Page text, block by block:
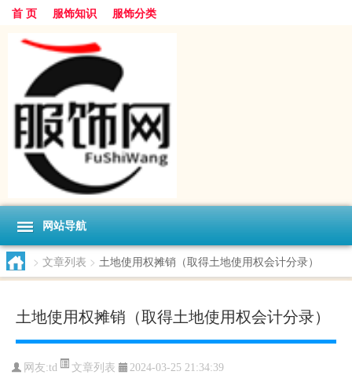
首 页 服饰知识 服饰分类
网站导航
> 文章列表 > 土地使用权摊销（取得土地使用权会计分录）
土地使用权摊销（取得土地使用权会计分录）
网友:td 文章列表 2024-03-25 21:34:39